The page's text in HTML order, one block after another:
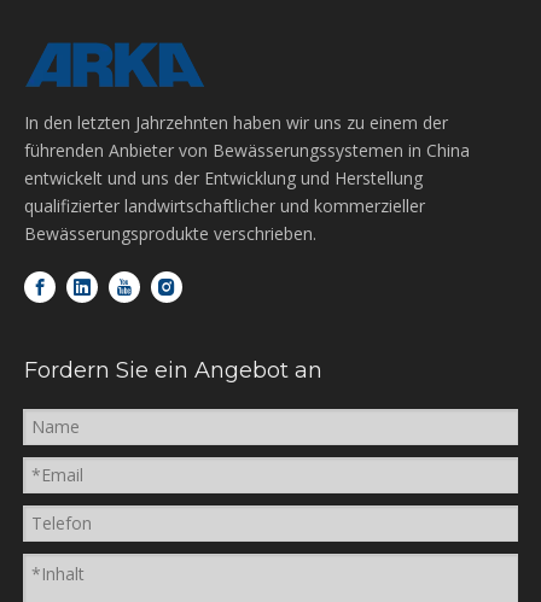
In den letzten Jahrzehnten haben wir uns zu einem der
führenden Anbieter von Bewässerungssystemen in China
entwickelt und uns der Entwicklung und Herstellung
qualifizierter landwirtschaftlicher und kommerzieller
Bewässerungsprodukte verschrieben.
Fordern Sie ein Angebot an